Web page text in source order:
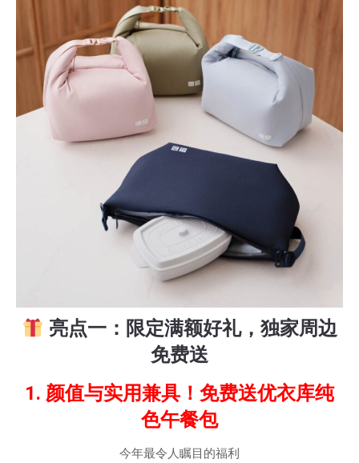
亮点一：限定满额好礼，独家周边
免费送
1. 颜值与实用兼具！免费送优衣库纯
色午餐包
今年最令人瞩目的福利